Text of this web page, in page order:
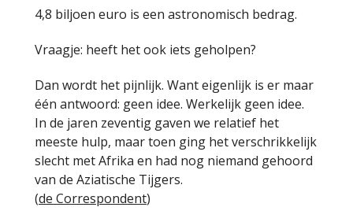
4,8 biljoen euro is een astronomisch bedrag.
Vraagje: heeft het ook iets geholpen?
Dan wordt het pijnlijk. Want eigenlijk is er maar
één antwoord: geen idee. Werkelijk geen idee.
In de jaren zeventig gaven we relatief het
meeste hulp, maar toen ging het verschrikkelijk
slecht met Afrika en had nog niemand gehoord
van de Aziatische Tijgers.
(de Correspondent)